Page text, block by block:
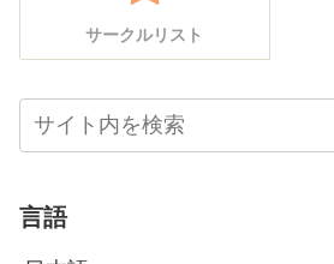
サークルリスト
言語